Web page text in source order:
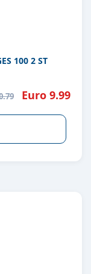
100 2 ST
Euro 9.99